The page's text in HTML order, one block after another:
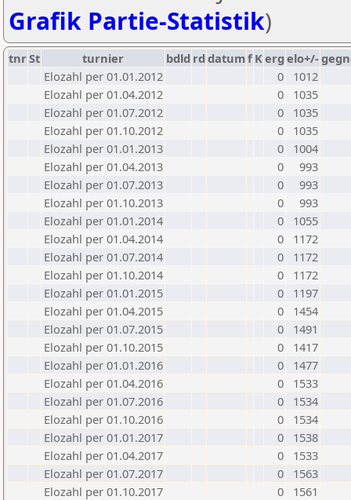
Grafik Partie-Statistik)
tnrSt turnier bdld rd datumf Kerg elo+/-
Elozahl per 01.01.2012
0
1012
Elozahl per 01.04.2012
0
1035
Elozahl per 01.07.2012
0
1035
Elozahl per 01.10.2012
0
1035
Elozahl per 01.01.2013
0
1004
Elozahl per 01.04.2013
0
993
Elozahl per 01.07.2013
0
993
Elozahl per 01.10.2013
0
993
Elozahl per 01.01.2014
0
1055
Elozahl per 01.04.2014
0
1172
Elozahl per 01.07.2014
0
1172
Elozahl per 01.10.2014
0
1172
Elozahl per 01.01.2015
0
1197
Elozahl per 01.04.2015
0
1454
Elozahl per 01.07.2015
0
1491
Elozahl per 01.10.2015
0
1417
Elozahl per 01.01.2016
0
1477
Elozahl per 01.04.2016
0
1533
Elozahl per 01.07.2016
0
1534
Elozahl per 01.10.2016
0
1534
Elozahl per 01.01.2017
0
1538
Elozahl per 01.04.2017
0
1533
Elozahl per 01.07.2017
0
1563
Elozahl per 01.10.2017
0
1561